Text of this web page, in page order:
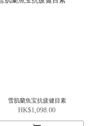
雪肌蘭魚宝抗疲健目素
HK$1,098.00